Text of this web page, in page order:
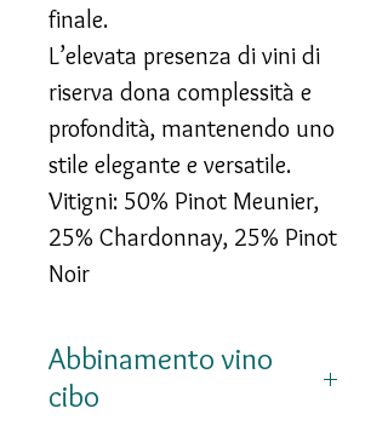
finale.
L’elevata presenza di vini di
riserva dona complessità e
profondità, mantenendo uno
stile elegante e versatile.
Vitigni: 50% Pinot Meunier,
25% Chardonnay, 25% Pinot
Noir
Abbinamento vino
cibo